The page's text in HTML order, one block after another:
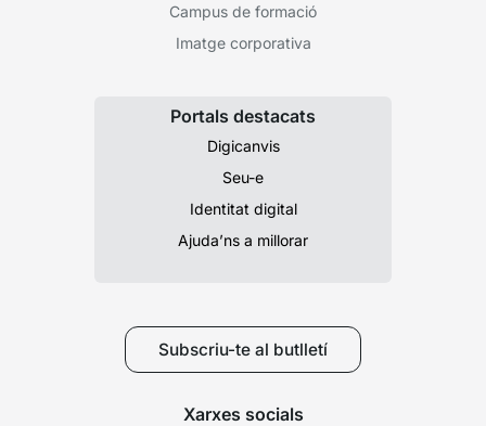
Campus de formació
Imatge corporativa
Portals destacats
Digicanvis
Seu-e
Identitat digital
Ajuda’ns a millorar
Subscriu-te al butlletí
Xarxes socials